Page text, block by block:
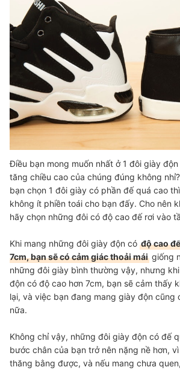
Điều bạn mong muốn nhất ở 1 đôi giày
tăng chiều cao của chúng đúng không
bạn chọn 1 đôi giày có phần đế quá cao
không ít phiền toái cho bạn đấy. Cho nên
hãy chọn những đôi có độ cao đế rơi vào
Khi mang những đôi giày độn có độ cao
7cm, bạn sẽ có cảm giác thoải mái giống
những đôi giày bình thường vậy, nhưng
độn có độ cao hơn 7cm, bạn sẽ cảm thấy
lại, và việc bạn đang mang giày độn cũng
nữa.
Không chỉ vậy, những đôi giày độn có đế
bước chân của bạn trở nên nặng nề hơn,
thăng bằng được, và nếu mang chưa